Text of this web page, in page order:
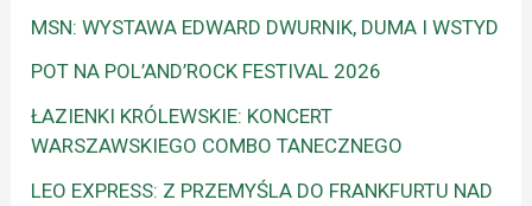
MSN: WYSTAWA EDWARD DWURNIK, DUMA I WSTYD
POT NA POL’AND’ROCK FESTIVAL 2026
ŁAZIENKI KRÓLEWSKIE: KONCERT
WARSZAWSKIEGO COMBO TANECZNEGO
LEO EXPRESS: Z PRZEMYŚLA DO FRANKFURTU NAD